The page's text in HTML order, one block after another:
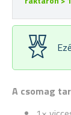
A csomag